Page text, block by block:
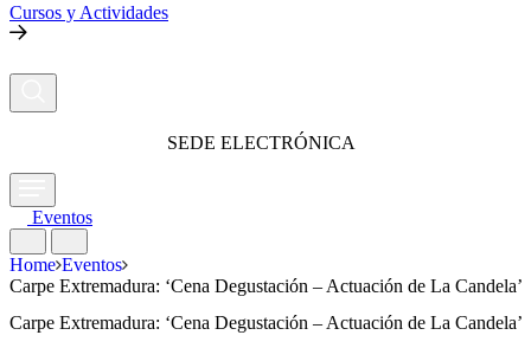
Cursos y Actividades
SEDE ELECTRÓNICA
Eventos
Home Eventos
Carpe Extremadura: ‘Cena Degustación – Actuación de La Candela’
Carpe Extremadura: ‘Cena Degustación – Actuación de La Candela’